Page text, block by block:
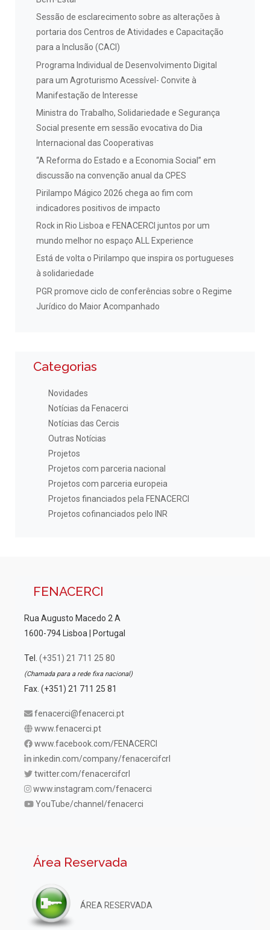
Sessão de esclarecimento sobre as alterações à
portaria dos Centros de Atividades e Capacitação
para a Inclusão (CACI)
Programa Individual de Desenvolvimento Digital
para um Agroturismo Acessível- Convite à
Manifestação de Interesse
Ministra do Trabalho, Solidariedade e Segurança
Social presente em sessão evocativa do Dia
Internacional das Cooperativas
“A Reforma do Estado e a Economia Social” em
discussão na convenção anual da CPES
Pirilampo Mágico 2026 chega ao fim com
indicadores positivos de impacto
Rock in Rio Lisboa e FENACERCI juntos por um
mundo melhor no espaço ALL Experience
Está de volta o Pirilampo que inspira os portugueses
à solidariedade
PGR promove ciclo de conferências sobre o Regime
Jurídico do Maior Acompanhado
Categorias
Novidades
Notícias da Fenacerci
Notícias das Cercis
Outras Notícias
Projetos
Projetos com parceria nacional
Projetos com parceria europeia
Projetos financiados pela FENACERCI
Projetos cofinanciados pelo INR
FENACERCI
Rua Augusto Macedo 2 A
1600-794 Lisboa | Portugal
Tel. (+351) 21 711 25 80
(Chamada para a rede fixa nacional)
Fax. (+351) 21 711 25 81
fenacerci@fenacerci.pt
www.fenacerci.pt
www.facebook.com/FENACERCI
inkedin.com/company/fenacercifcrl
twitter.com/fenacercifcrl
www.instagram.com/fenacerci
YouTube/channel/fenacerci
Área Reservada
ÁREA RESERVADA